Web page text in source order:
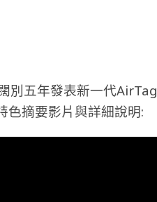
別五年發表新一代
色摘要影片與詳細說明: